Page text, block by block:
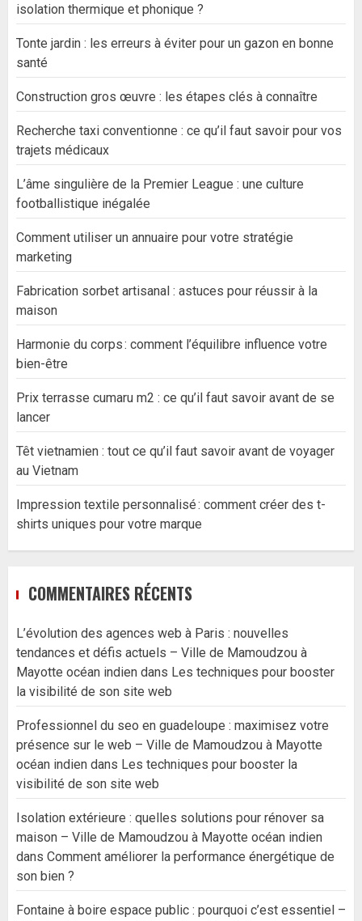
isolation thermique et phonique ?
Tonte jardin : les erreurs à éviter pour un gazon en bonne
santé
Construction gros œuvre : les étapes clés à connaître
Recherche taxi conventionne : ce qu’il faut savoir pour vos
trajets médicaux
L’âme singulière de la Premier League : une culture
footballistique inégalée
Comment utiliser un annuaire pour votre stratégie
marketing
Fabrication sorbet artisanal : astuces pour réussir à la
maison
Harmonie du corps : comment l’équilibre influence votre
bien-être
Prix terrasse cumaru m2 : ce qu’il faut savoir avant de se
lancer
Têt vietnamien : tout ce qu’il faut savoir avant de voyager
au Vietnam
Impression textile personnalisé : comment créer des t-
shirts uniques pour votre marque
COMMENTAIRES RÉCENTS
L’évolution des agences web à Paris : nouvelles
tendances et défis actuels – Ville de Mamoudzou à
Mayotte océan indien dans Les techniques pour booster
la visibilité de son site web
Professionnel du seo en guadeloupe : maximisez votre
présence sur le web – Ville de Mamoudzou à Mayotte
océan indien dans Les techniques pour booster la
visibilité de son site web
Isolation extérieure : quelles solutions pour rénover sa
maison – Ville de Mamoudzou à Mayotte océan indien
dans Comment améliorer la performance énergétique de
son bien ?
Fontaine à boire espace public : pourquoi c’est essentiel –